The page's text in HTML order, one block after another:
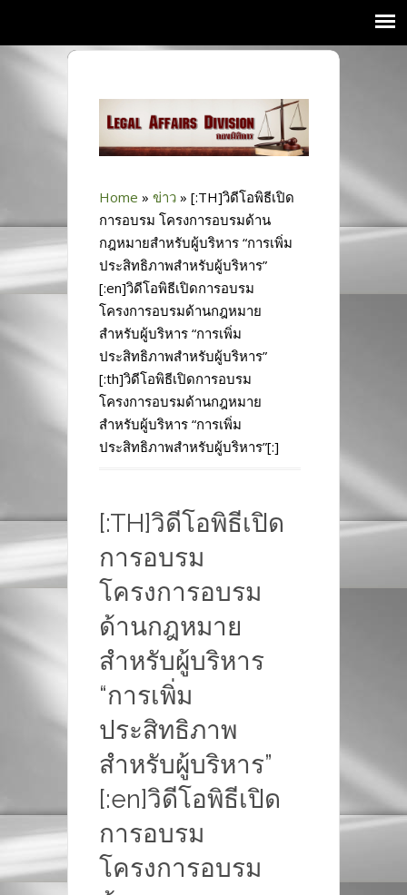
Home » ข่าว » [:TH]วิดีโอพิธีเปิด
การอบรม โครงการอบรมด้าน
กฎหมายสำหรับผู้บริหาร “การเพิ่ม
ประสิทธิภาพสำหรับผู้บริหาร”
[:en]วิดีโอพิธีเปิดการอบรม
โครงการอบรมด้านกฎหมาย
สำหรับผู้บริหาร “การเพิ่ม
ประสิทธิภาพสำหรับผู้บริหาร”
[:th]วิดีโอพิธีเปิดการอบรม
โครงการอบรมด้านกฎหมาย
สำหรับผู้บริหาร “การเพิ่ม
ประสิทธิภาพสำหรับผู้บริหาร”[:]
[:TH]วิดีโอพิธีเปิด
การอบรม
โครงการอบรม
ด้านกฎหมาย
สำหรับผู้บริหาร
“การเพิ่ม
ประสิทธิภาพ
สำหรับผู้บริหาร”
[:en]วิดีโอพิธีเปิด
การอบรม
โครงการอบรม